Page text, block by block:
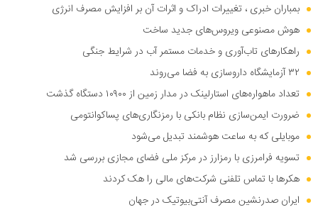
بمباران خبری ، تغییرات ادراک و اثرات آن بر افزایش مصرف انرژی
هوش مصنوعی ویروس‌های جدید ساخت
راهکار‌های تاب‌آوری و خدمات مستمر آب در شرایط جنگی
۳۲ آزمایشگاه داروسازی به فضا می‌روند
تعداد ماهواره‌های استارلینک در مدار زمین از ۱۰۹۰۰ دستگاه گذشت
ضرورت ایمن‌سازی نظام بانکی با رمزنگاری‌های پساکوانتومی
موبایلی که به ساعت هوشمند تبدیل می‌شود
تسویه فرامرزی با رمزارز در مرکز ملی فضای مجازی بررسی شد
هکر‌ها با تماس تلفنی شرکت‌های مالی را هک کردند
ایران صدرنشین مصرف آنتی‌بیوتیک در جهان